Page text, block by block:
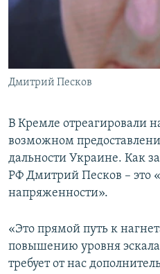
КРЫМ.НЕПОКОРЕННЫЙ
УКРАИНСКАЯ ПРОБЛЕМА КРЫМА
Дмитрий Песков
В Кремле отреагировали
возможном
дальности Украине. Как
РФ Дмитрий Песков – это
напряженности».
«Это прямой путь к
повышению уровня
требует от нас